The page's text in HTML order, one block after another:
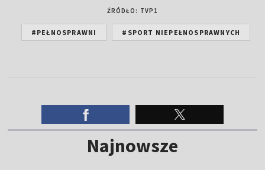
ŹRÓDŁO: TVP1
#PEŁNOSPRAWNI #SPORT NIEPEŁNOSPRAWNYCH
Najnowsze